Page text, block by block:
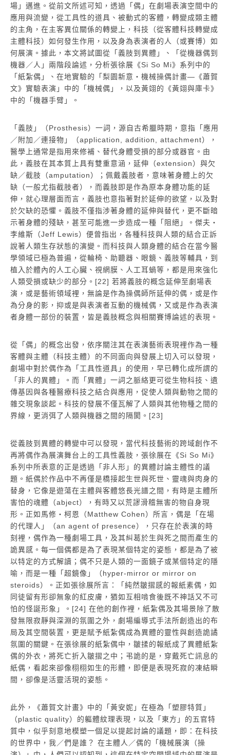
場」邁進。從前文所述可知，透過「偶」在劇場表演空間中的
應用與流變，從工具性的道具、被動式的客體，轉變成類主體
的主角，在主客異位關係的轉變上，科技（從客體科技轉變成
主體科技）如何發生作用，以及身為表演者的人（或賽博）如
何展演。據此，本文將試圖從「義肢到異體」、「從機器偶到
機器／人」兩階段論述，分析張徐展《Si So Mi》系列中的
「紙紮偶」、在地實驗的「梨園新意・機械操偶計畫―《蕭賀
文》實驗表演」中的「機械偶」，以及黃翊的《黃翊與庫卡》
中的「機器手臂」。
「義肢」（Prosthesis）一詞，源自古希臘時期，意指「應用
／附加／連接物」（application, addition, attachment），
醫學上通常是指用來修補、替代身體受損的部分或器官。由
此，義肢在其本質上具有雙重意涵，延伸（extension）與欠
缺／截肢（amputation）；佩戴義肢者，意味著身體上的欠
缺（一般尤指截肢者），而義肢即是作為原本身體功能的延
伸，就心理層面而言，義肢也意指著對於延伸的欲望，以及對
於欠缺的恐懼。義肢不僅指涉著身體的延伸與替代，更不斷暗
示著身體的殘缺，甚至可能進一步造成一種「阻絕」。傑夫・
李維斯（Jeff Lewis）便曾指出，各種科技與人類的結合正訴
說著人類生存狀態的演變。而科技與人類身體的結合在當今醫
學領域已極為普遍，從輪椅、助聽器、眼鏡、義肢等輔具，到
植入於體內的人工心臟、視網膜、人工耳蝸等，都是用來強化
人類受損或缺少的部分。[22] 若將義肢的概念延伸至劇場表
演，或是藝術領域裡，無論是作為操偶師所延伸的偶，或是作
為分身的影，抑或是與表演者互動的機械偶，又或是作為表演
者身體一部份的裝置，皆是義肢概念與相關賽博論述的表現。
從「偶」的概念出發，依序關注其在表演藝術表現裡作為一種
客體與主體（科技主體）的不同面向與發展上切入可以發現，
劇場中對於偶作為「工具性道具」的使用，早已轉化成所謂的
「非人的異體」。而「異體」一詞之脈絡更可從生物科技、遺
傳基因與各種醫療科技之結合與應用，促使人類與動物之間的
雜交現象談起。科技的發展不僅瓦解了人類與其他物種之間的
界線，更消弭了人類與機器之間的隔閡。[23]
從義肢到異體的轉變中可以發現，當代科技藝術的跨域創作不
再將偶作為展演舞台上的工具性義肢，張徐展在《Si So Mi》
系列中所表意的正是透過「非人形」的異體討論主體性的議
題。紙偶於作品中不再僅是橋接起生世與死世、靈魂與肉身的
替身，它像是遊蕩在主體與客體悠長光譜之間，有時是主體所
害怕的魂體（abject），有時又以荒謬滑稽無害的物自身現
形。正如馬修・柯恩（Matthew Cohen）所言，偶是「在場
的代理人」（an agent of presence），只存在於表演的時
刻裡，偶作為一種劇場工具，及其糾葛於生與死之間而產生的
詭異感。每一個偶都是為了表現某個特定的姿態，都是為了被
以特定的方式解讀；偶不只是人類的一面鏡子或某個特定的隱
喻，而是一種「超鏡像」（hyper-mirror or mirror on
steroids）。正如張徐展所言：「純然皺摺感的報紙素偶，如
同徒留有形卻無象的紅皮膚，猶如互相啃食後既不神話又不可
怕的怪誕形象」。[24] 在他的創作裡，紙紮偶及其場景除了散
發無限寂靜與深淵的氛圍之外，劇場編導式手法所創造出的布
局及其空間裝置，更是賦予紙紮偶成為異體的靈性與創造詭譎
氛圍的關鍵。在張徐展的紙紮偶中，皺揉的報紙成了異體紙紮
偶的外衣，將死亡折入皺摺之中；弔詭的是，穿戴死亡訊息的
紙偶，看起來卻像栩栩如生的形體，即便是表現死寂的凍結瞬
間，卻像是活靈活現的姿態。
此外，《蕭賀文計畫》中的「黃安妮」在極為「塑膠特質」
（plastic quality）的軀體紋理表現，以及「東方」的五官特
質中，似乎刻意地模塑一個足以提起討論的議題，即：在科技
的世界中，我／們是誰？ 在主體人／偶的「機械展演（操